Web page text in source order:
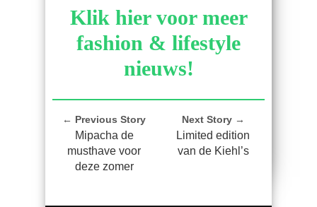
Klik hier voor meer
fashion & lifestyle
nieuws!
← Previous Story
Mipacha de
musthave voor
deze zomer
Next Story →
Limited edition
van de Kiehl’s